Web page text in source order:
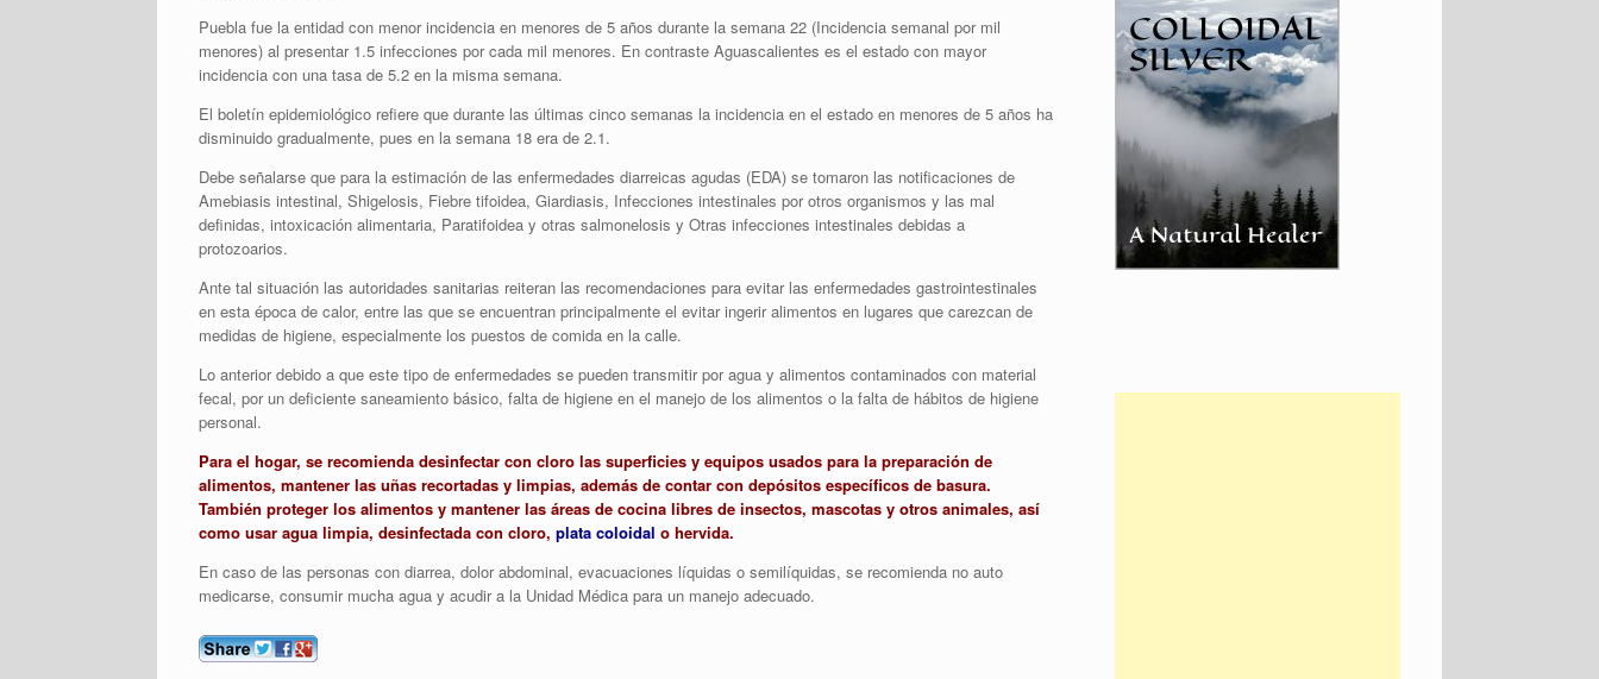
Puebla fue la entidad con menor incidencia en menores de 5 años durante la semana 22 (Incidencia semanal por mil
menores) al presentar 1.5 infecciones por cada mil menores. En contraste Aguascalientes es el estado con mayor
incidencia con una tasa de 5.2 en la misma semana.
El boletín epidemiológico refiere que durante las últimas cinco semanas la incidencia en el estado en menores de 5 años ha
disminuido gradualmente, pues en la semana 18 era de 2.1.
Debe señalarse que para la estimación de las enfermedades diarreicas agudas (EDA) se tomaron las notificaciones de
Amebiasis intestinal, Shigelosis, Fiebre tifoidea, Giardiasis, Infecciones intestinales por otros organismos y las mal
definidas, intoxicación alimentaria, Paratifoidea y otras salmonelosis y Otras infecciones intestinales debidas a
protozoarios.
Ante tal situación las autoridades sanitarias reiteran las recomendaciones para evitar las enfermedades gastrointestinales
en esta época de calor, entre las que se encuentran principalmente el evitar ingerir alimentos en lugares que carezcan de
medidas de higiene, especialmente los puestos de comida en la calle.
Lo anterior debido a que este tipo de enfermedades se pueden transmitir por agua y alimentos contaminados con material
fecal, por un deficiente saneamiento básico, falta de higiene en el manejo de los alimentos o la falta de hábitos de higiene
personal.
Para el hogar, se recomienda desinfectar con cloro las superficies y equipos usados para la preparación de
alimentos, mantener las uñas recortadas y limpias, además de contar con depósitos específicos de basura.
También proteger los alimentos y mantener las áreas de cocina libres de insectos, mascotas y otros animales, así
como usar agua limpia, desinfectada con cloro, plata coloidal o hervida.
En caso de las personas con diarrea, dolor abdominal, evacuaciones líquidas o semilíquidas, se recomienda no auto
medicarse, consumir mucha agua y acudir a la Unidad Médica para un manejo adecuado.